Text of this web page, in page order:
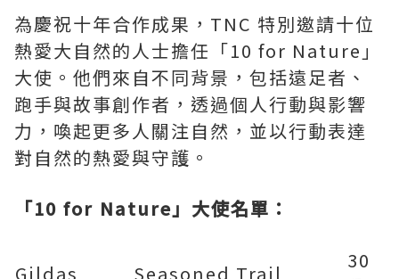
為慶祝十年合作成果，TNC 特別邀請十位
熱愛大自然的人士擔任「10 for Nature」
大使。他們來自不同背景，包括遠足者、
跑手與故事創作者，透過個人行動與影響
力，喚起更多人關注自然，並以行動表達
對自然的熱愛與守護。
「10 for Nature 」大使名單：
Gildas
Seasoned Trail
30